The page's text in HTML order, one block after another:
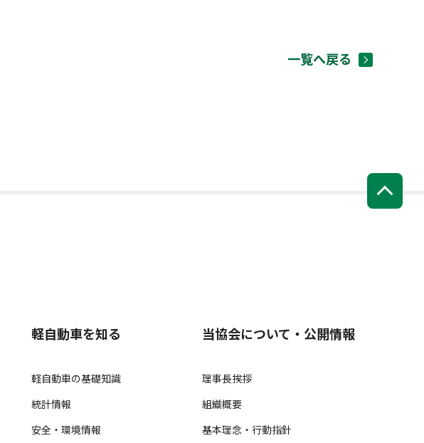
一覧へ戻る
軽自動車を知る
軽自動車の基礎知識
統計情報
安全・環境情報
当協会について・公開情報
理事長挨拶
組織概要
基本理念・行動指針